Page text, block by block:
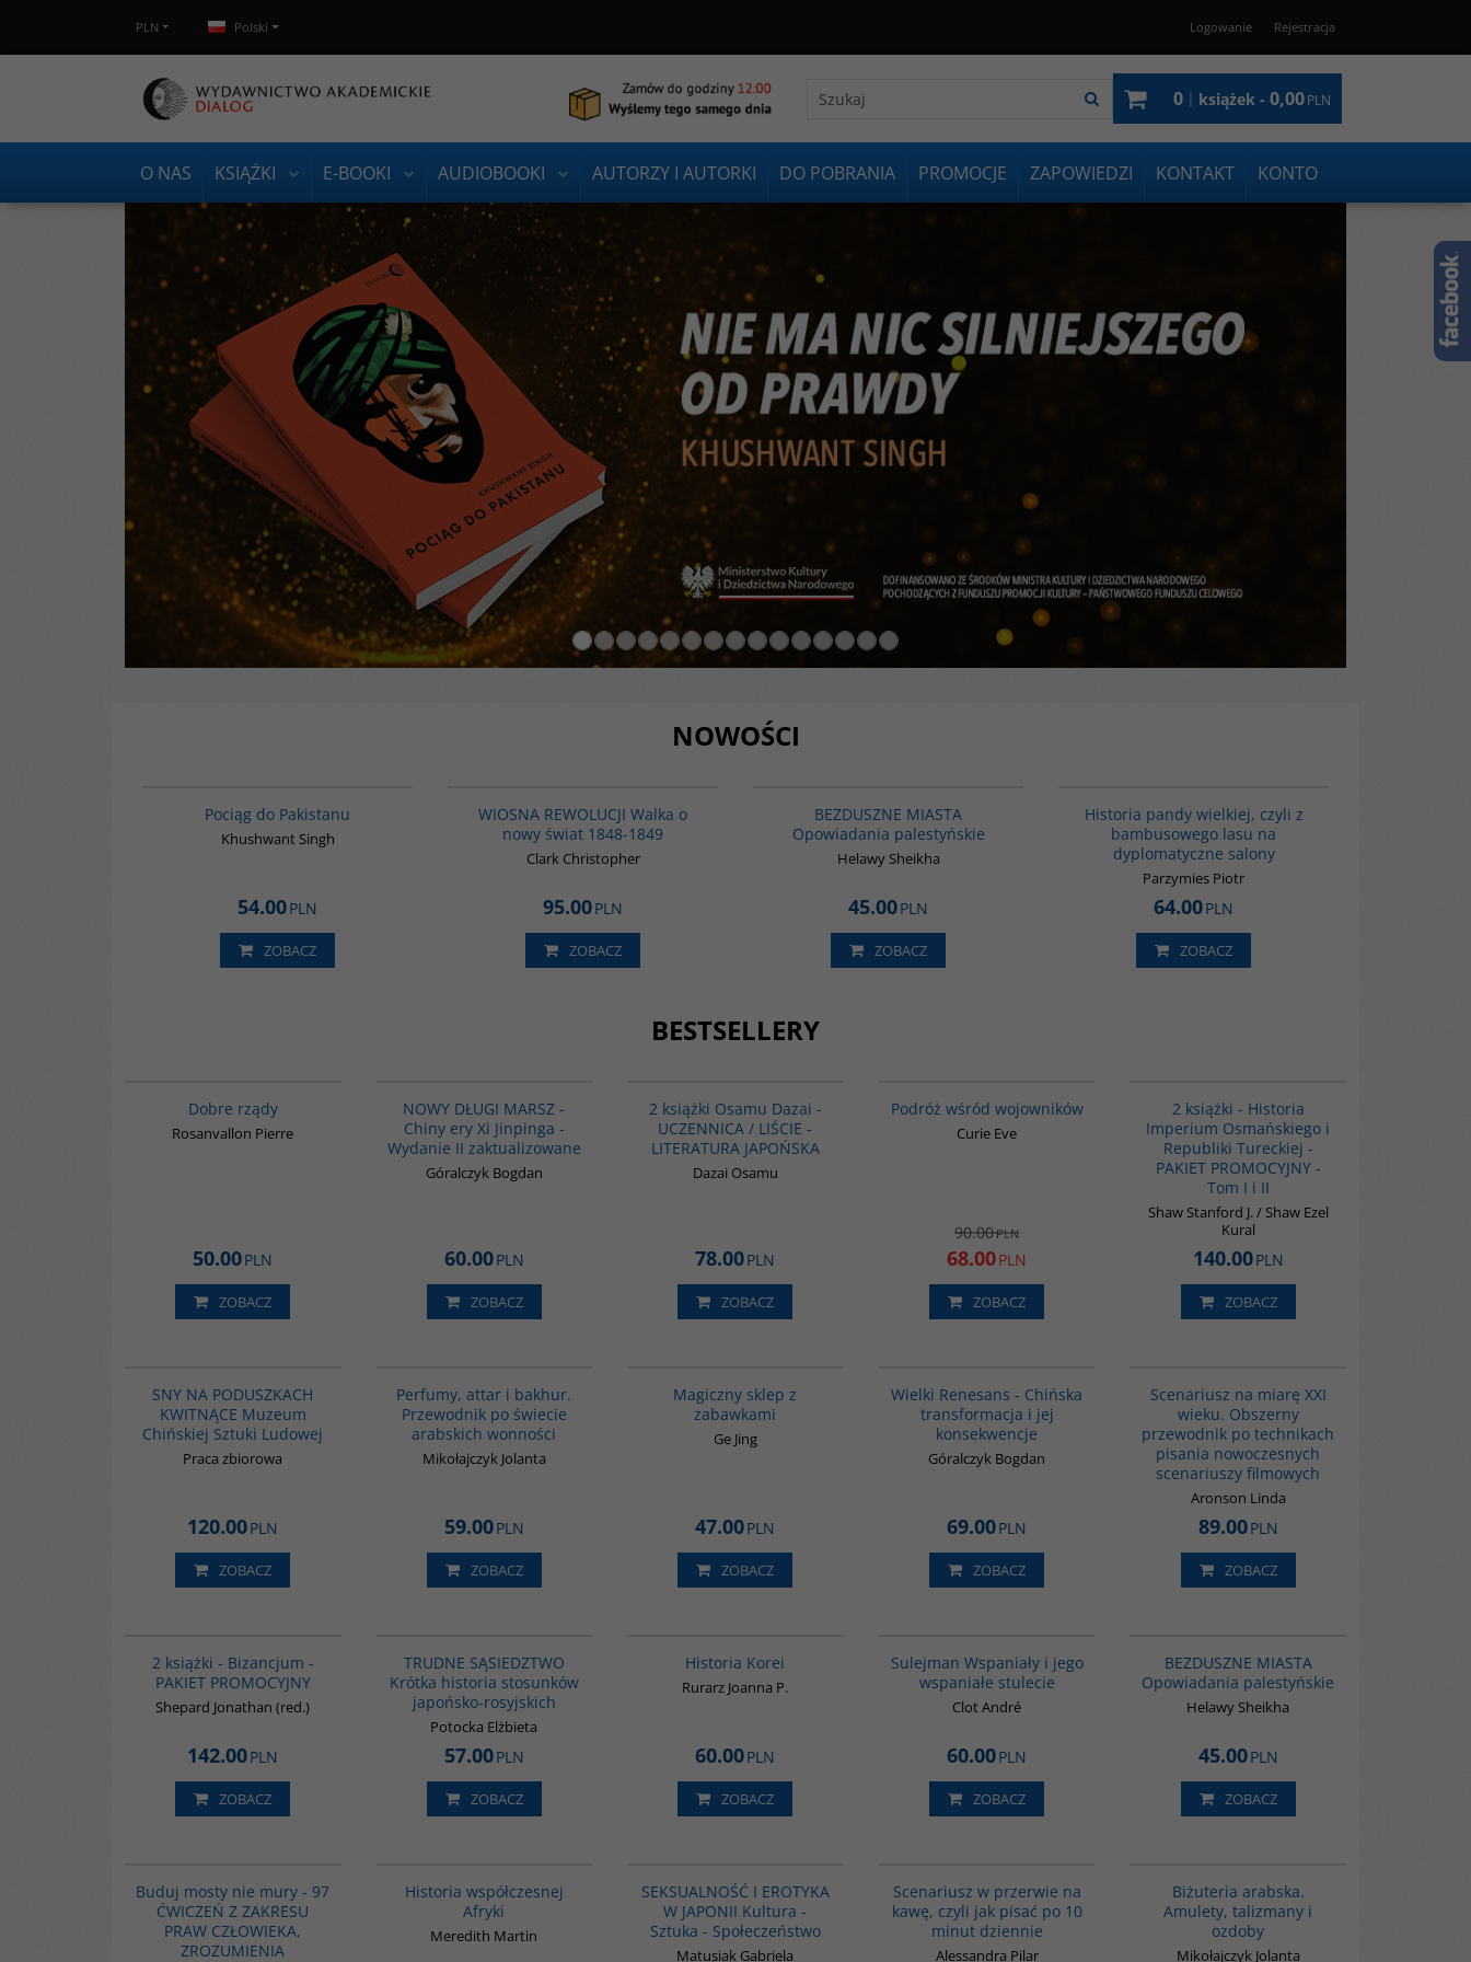
PLN Polski Logowanie Rejestracja
0 | książek - 0,00PLN
O NAS KSIĄŻKI E-BOOKI AUDIOBOOKI AUTORZY I AUTORKI DO POBRANIA PROMOCJE ZAPOWIEDZI KONTAKT KONTO
NOWOŚCI
Pociąg do Pakistanu
Khushwant Singh
54.00PLN
ZOBACZ
WIOSNA REWOLUCJI Walka o
nowy świat 1848-1849
Clark Christopher
95.00PLN
ZOBACZ
BEZDUSZNE MIASTA
Opowiadania palestyńskie
Helawy Sheikha
45.00PLN
ZOBACZ
Historia pandy wielkiej, czyli z
bambusowego lasu na
dyplomatyczne salony
Parzymies Piotr
64.00PLN
ZOBACZ
BESTSELLERY
Dobre rządy
Rosanvallon Pierre
50.00PLN
ZOBACZ
NOWY DŁUGI MARSZ -
Chiny ery Xi Jinpinga -
Wydanie II zaktualizowane
Góralczyk Bogdan
60.00PLN
ZOBACZ
2 książki Osamu Dazai -
UCZENNICA / LIŚCIE -
LITERATURA JAPOŃSKA
Dazai Osamu
78.00PLN
ZOBACZ
Podróż wśród wojowników
Curie Eve
90.00PLN
68.00PLN
ZOBACZ
2 książki - Historia
Imperium Osmańskiego i
Republiki Tureckiej -
PAKIET PROMOCYJNY -
Tom I i II
Shaw Stanford J. / Shaw Ezel
Kural
140.00PLN
ZOBACZ
SNY NA PODUSZKACH
KWITNĄCE Muzeum
Chińskiej Sztuki Ludowej
Praca zbiorowa
120.00PLN
ZOBACZ
Perfumy, attar i bakhur.
Przewodnik po świecie
arabskich wonności
Mikołajczyk Jolanta
59.00PLN
ZOBACZ
Magiczny sklep z
zabawkami
Ge Jing
47.00PLN
ZOBACZ
Wielki Renesans - Chińska
transformacja i jej
konsekwencje
Góralczyk Bogdan
69.00PLN
ZOBACZ
Scenariusz na miarę XXI
wieku. Obszerny
przewodnik po technikach
pisania nowoczesnych
scenariuszy filmowych
Aronson Linda
89.00PLN
ZOBACZ
2 książki - Bizancjum -
PAKIET PROMOCYJNY
Shepard Jonathan (red.)
142.00PLN
ZOBACZ
TRUDNE SĄSIEDZTWO
Krótka historia stosunków
japońsko-rosyjskich
Potocka Elżbieta
57.00PLN
ZOBACZ
Historia Korei
Rurarz Joanna P.
60.00PLN
ZOBACZ
Sulejman Wspaniały i jego
wspaniałe stulecie
Clot André
60.00PLN
ZOBACZ
BEZDUSZNE MIASTA
Opowiadania palestyńskie
Helawy Sheikha
45.00PLN
ZOBACZ
Buduj mosty nie mury - 97
ĆWICZEŃ Z ZAKRESU
PRAW CZŁOWIEKA,
ZROZUMIENIA
Historia współczesnej
Afryki
Meredith Martin
SEKSUALNOŚĆ I EROTYKA
W JAPONII Kultura -
Sztuka - Społeczeństwo
Matusiak Gabriela
Scenariusz w przerwie na
kawę, czyli jak pisać po 10
minut dziennie
Alessandra Pilar
Biżuteria arabska.
Amulety, talizmany i
ozdoby
Mikołajczyk Jolanta